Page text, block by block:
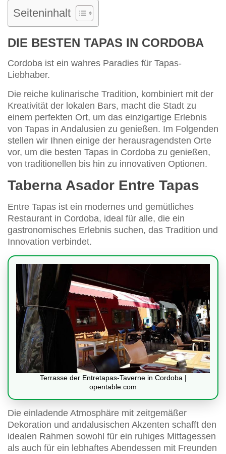
Seiteninhalt
DIE BESTEN TAPAS IN CORDOBA
Cordoba ist ein wahres Paradies für Tapas-
Liebhaber.
Die reiche kulinarische Tradition, kombiniert mit der
Kreativität der lokalen Bars, macht die Stadt zu
einem perfekten Ort, um das einzigartige Erlebnis
von Tapas in Andalusien zu genießen. Im Folgenden
stellen wir Ihnen einige der herausragendsten Orte
vor, um die besten Tapas in Cordoba zu genießen,
von traditionellen bis hin zu innovativen Optionen.
Taberna Asador Entre Tapas
Entre Tapas ist ein modernes und gemütliches
Restaurant in Cordoba, ideal für alle, die ein
gastronomisches Erlebnis suchen, das Tradition und
Innovation verbindet.
Terrasse der Entretapas-Taverne in Cordoba |
opentable.com
Die einladende Atmosphäre mit zeitgemäßer
Dekoration und andalusischen Akzenten schafft den
idealen Rahmen sowohl für ein ruhiges Mittagessen
als auch für ein lebhaftes Abendessen mit Freunden